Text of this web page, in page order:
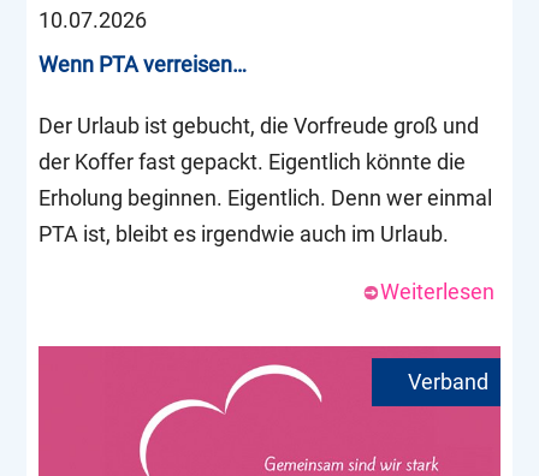
10.07.2026
Wenn PTA verreisen…
Der Urlaub ist gebucht, die Vorfreude groß und
der Koffer fast gepackt. Eigentlich könnte die
Erholung beginnen. Eigentlich. Denn wer einmal
PTA ist, bleibt es irgendwie auch im Urlaub.
Weiterlesen